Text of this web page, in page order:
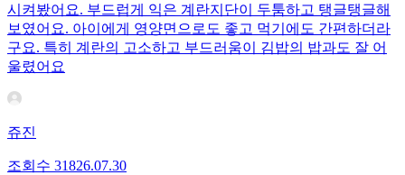
시켜봤어요. 부드럽게 익은 계란지단이 두툼하고 탱글탱글해
보였어요. 아이에게 영양면으로도 좋고 먹기에도 간편하더라
구요. 특히 계란의 고소하고 부드러움이 김밥의 밥과도 잘 어
울렸어요
쥬진
조회수 31826.07.30